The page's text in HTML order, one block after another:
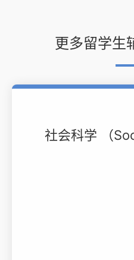
更多留学生
社会科学 （